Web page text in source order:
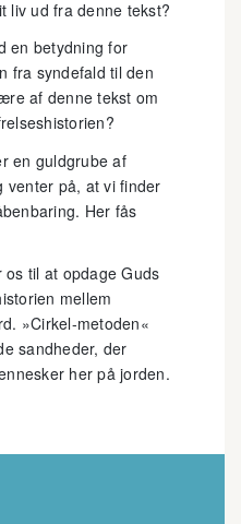
liv ud fra denne tekst?
en betydning for
fra syndefald til den
af denne tekst om
en guldgrube af
venter på, at vi finder
Her fås
til at opdage Guds
mellem
»Cirkel-metoden«
sandheder, der
her på jorden.